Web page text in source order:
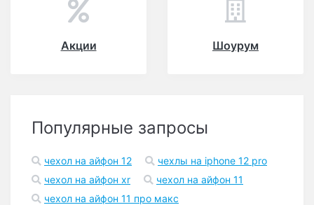
Акции Шоурум
Популярные запросы
чехол на айфон 12
чехлы на iphone 12 pro
чехол на айфон xr
чехол на айфон 11
чехол на айфон 11 про макс